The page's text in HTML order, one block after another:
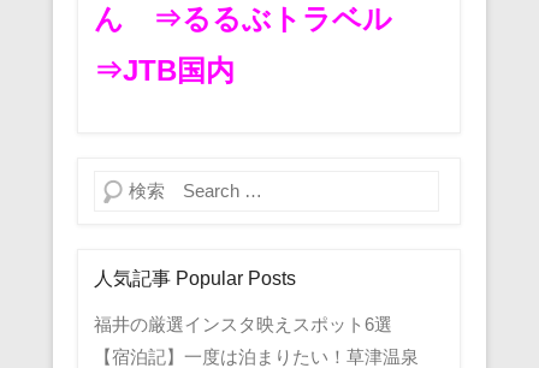
ん
⇒るるぶトラベル
⇒JTB国内
検索
人気記事 Popular Posts
福井の厳選インスタ映えスポット6選
【宿泊記】一度は泊まりたい！草津温泉